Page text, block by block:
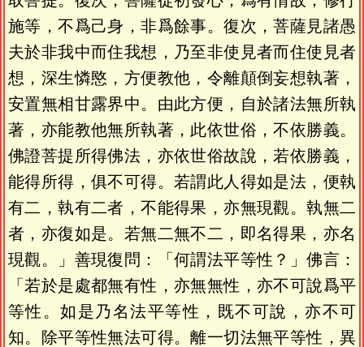
施等，不爲己身，非爲餘事。復次，菩薩見諸愚
夫於非我中而住我想，乃至非使見者而住使見者
想，深生憐愍，方便教他，令離顛倒妄想執著，
安置無相甘露界中。由此方便，自於諸法無所執
著，亦能教他無所執著，此依世俗，不依勝義。
佛證菩提所得佛法，亦依世俗故說，若依勝義，
能得所得，俱不可得。若謂此人得如是法，便執
有二，執有二者，不能得果，亦無現觀。執無二
者，亦復如是。若無二無不二，即名得果，亦名
現觀。」善現復問：「何謂法平等性？」佛言：
「若於是處都無有性，亦無無性，亦不可說爲平
等性。如是乃名法平等性，既不可說，亦不可
知。除平等性無法可得。離一切法無平等性，異